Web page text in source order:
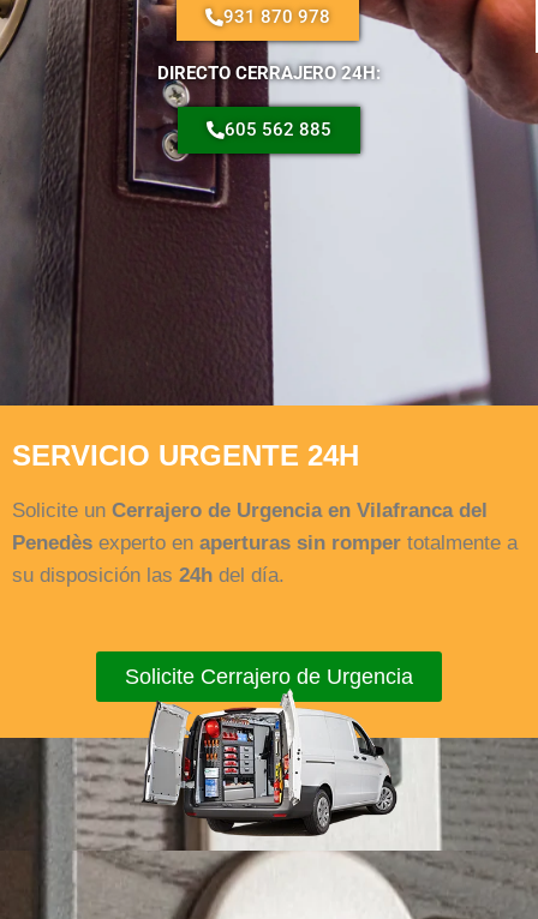
931 870 978
DIRECTO CERRAJERO 24H:
605 562 885
SERVICIO URGENTE 24H
Solicite un Cerrajero de Urgencia en Vilafranca del
Penedès experto en aperturas sin romper totalmente a
su disposición las 24h del día.
Solicite Cerrajero de Urgencia